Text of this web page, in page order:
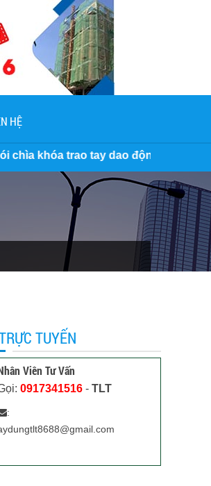
HỆ
dao động 3.500.000 VNĐ/M2
TUYẾN
Viên Tư Vấn
0917341516- TLT
: